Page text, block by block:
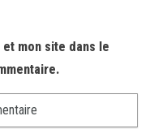
mon site dans le